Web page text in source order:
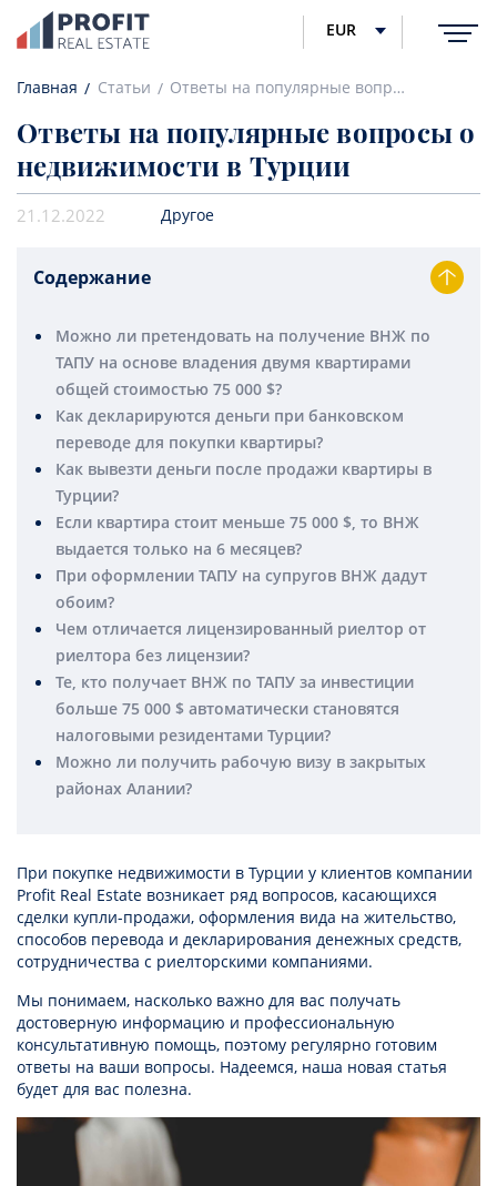
EUR
Главная Статьи Ответы на популярные вопросы о недвижимости в Турции
Ответы на популярные вопросы о
недвижимости в Турции
21.12.2022 Другое
Содержание
Можно ли претендовать на получение ВНЖ по
ТАПУ на основе владения двумя квартирами
общей стоимостью 75 000 $?
Как декларируются деньги при банковском
переводе для покупки квартиры?
Как вывезти деньги после продажи квартиры в
Турции?
Если квартира стоит меньше 75 000 $, то ВНЖ
выдается только на 6 месяцев?
При оформлении ТАПУ на супругов ВНЖ дадут
обоим?
Чем отличается лицензированный риелтор от
риелтора без лицензии?
Те, кто получает ВНЖ по ТАПУ за инвестиции
больше 75 000 $ автоматически становятся
налоговыми резидентами Турции?
Можно ли получить рабочую визу в закрытых
районах Алании?
При покупке недвижимости в Турции у клиентов компании
Profit Real Estate возникает ряд вопросов, касающихся
сделки купли-продажи, оформления вида на жительство,
способов перевода и декларирования денежных средств,
сотрудничества с риелторскими компаниями.
Мы понимаем, насколько важно для вас получать
достоверную информацию и профессиональную
консультативную помощь, поэтому регулярно готовим
ответы на ваши вопросы. Надеемся, наша новая статья
будет для вас полезна.